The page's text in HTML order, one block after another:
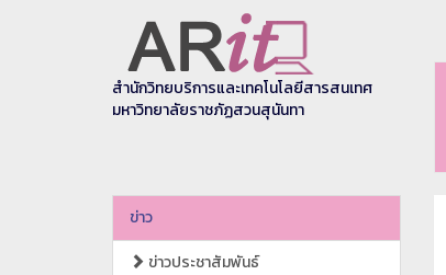
สำนักวิทยบริการและเทคโนโลยีสารสนเทศ
มหาวิทยาลัยราชภัฏสวนสุนันทา
ข่าว
ข่าวประชาสัมพันธ์